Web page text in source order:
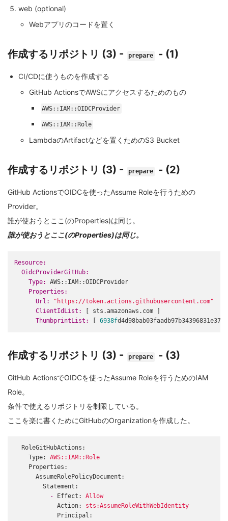
web (optional)
Webアプリのコードを置く
作成するリポジトリ (3) - prepare - (1)
CI/CDに使うものを作成する
GitHub ActionsでAWSにアクセスするためのもの
AWS::IAM::OIDCProvider
AWS::IAM::Role
LambdaのArtifactなどを置くためのS3 Bucket
作成するリポジトリ (3) - prepare - (2)
GitHub ActionsでOIDCを使ったAssume Roleを行うための
Provider。
誰が使おうとここ(のProperties)は同じ。
誰が使おうとここ(のProperties)は同じ。
Resource:
  OidcProviderGitHub:
    Type:
AWS::IAM::OIDCProvider
    Properties:
      Url:
"https://token.actions.githubusercontent.com"
      ClientIdList:
      ThumbprintList:
[ 6938f
作成するリポジトリ (3) - prepare - (3)
GitHub ActionsでOIDCを使ったAssume Roleを行うためのIAM
Role。
条件で使えるリポジトリを制限している。
ここを楽に書くためにGitHubのOrganizationを作成した。
RoleGitHubActions:
Type:
AWS::IAM::Role
Properties:
AssumeRolePolicyDocument:
Statement:
-
Effect:
Allow
Action:
sts:AssumeRoleWithWebIdentity
Principal: